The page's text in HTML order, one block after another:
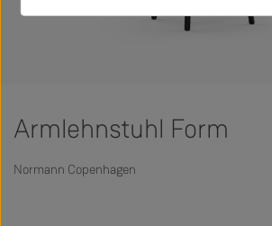
Armlehnstuhl Form
Normann Copenhagen